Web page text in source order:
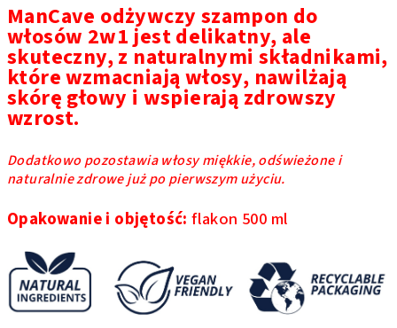
ManCave odżywczy szampon do
włosów 2w1 jest delikatny, ale
skuteczny, z naturalnymi składnikami,
które wzmacniają włosy, nawilżają
skórę głowy i wspierają zdrowszy
wzrost.
Dodatkowo pozostawia włosy miękkie, odświeżone i
naturalnie zdrowe już po pierwszym użyciu.
Opakowanie i objętość:flakon 500 ml